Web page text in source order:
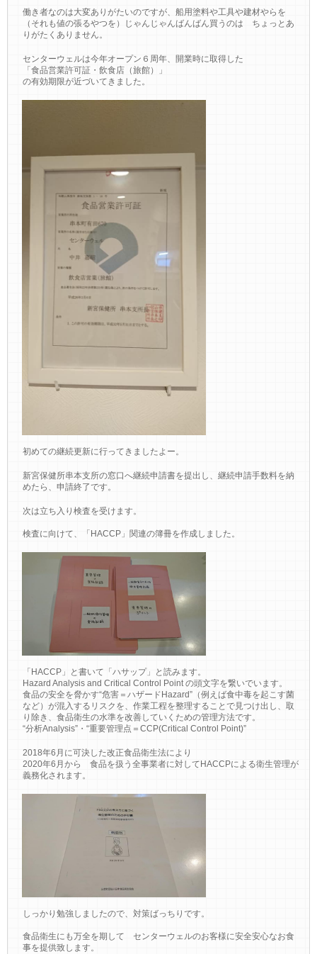
働き者なのは大変ありがたいのですが、船用塗料や工具や建材やらを
（それも値の張るやつを）じゃんじゃんばんばん買うのは ちょっとあ
りがたくありません。
センターウェルは今年オープン６周年、開業時に取得した
「食品営業許可証・飲食店（旅館）」
の有効期限が近づいてきました。
初めての継続更新に行ってきましたよー。
新宮保健所串本支所の窓口へ継続申請書を提出し、継続申請手数料を納
めたら、申請終了です。
次は立ち入り検査を受けます。
検査に向けて、「HACCP」関連の簿冊を作成しました。
「HACCP」と書いて「ハサップ」と読みます。
Hazard Analysis and Critical Control Point の頭文字を繋いでいます。
食品の安全を脅かす“危害＝ハザードHazard”（例えば食中毒を起こす菌
など）が混入するリスクを、作業工程を整理することで見つけ出し、取
り除き、食品衛生の水準を改善していくための管理方法です。
“分析Analysis”・“重要管理点＝CCP(Critical Control Point)”
2018年6月に可決した改正食品衛生法により
2020年6月から 食品を扱う全事業者に対してHACCPによる衛生管理が
義務化されます。
しっかり勉強しましたので、対策ばっちりです。
食品衛生にも万全を期して センターウェルのお客様に安全安心なお食
事を提供致します。